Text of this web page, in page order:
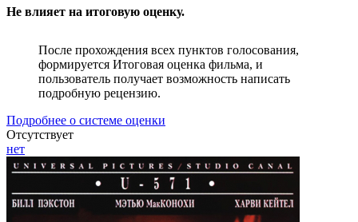
Не влияет на итоговую оценку.
После прохождения всех пунктов голосования,
формируется Итоговая оценка фильма, и
пользователь получает возможность написать
подробную рецензию.
Подробнее о системе оценки
Отсутствует
нет